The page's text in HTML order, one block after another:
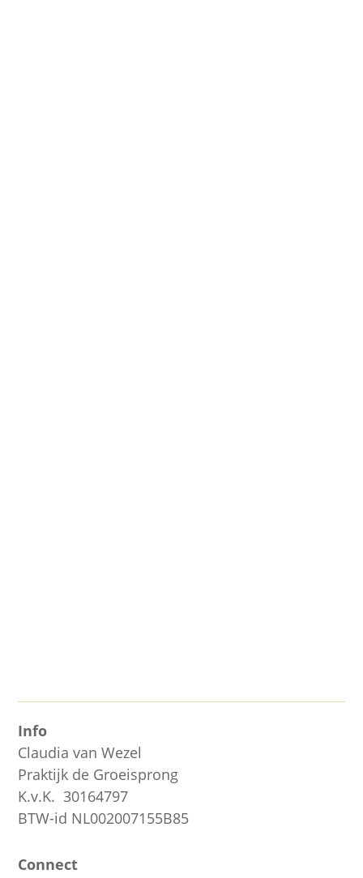
Info
Claudia van Wezel
Praktijk de Groeisprong
K.v.K. 30164797
BTW-id NL002007155B85
Connect